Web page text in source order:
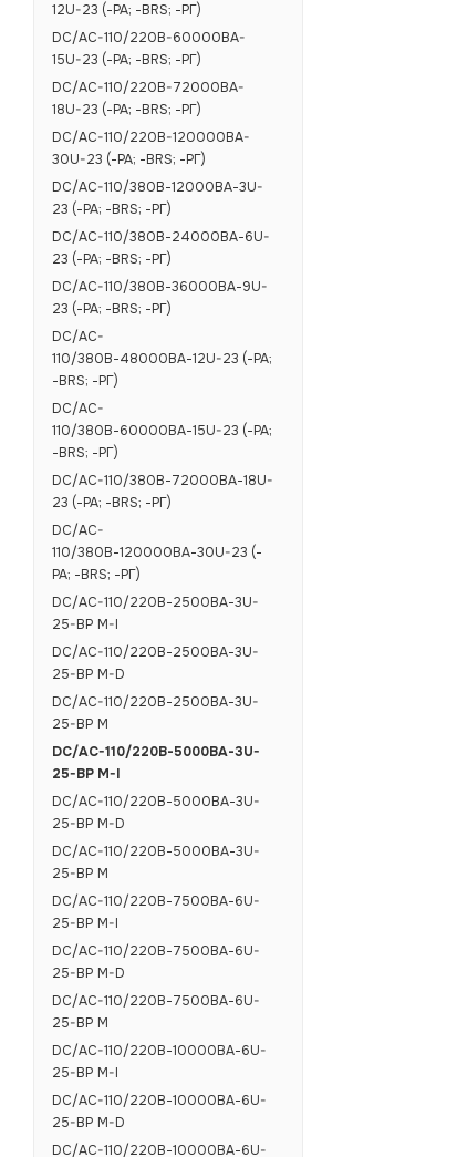
12U-23 (-РА; -BRS; -РГ)
DC/AC-110/220B-60000BA-
15U-23 (-РА; -BRS; -РГ)
DC/AC-110/220B-72000BA-
18U-23 (-РА; -BRS; -РГ)
DC/AC-110/220B-120000BA-
30U-23 (-РА; -BRS; -РГ)
DC/AC-110/380В-12000ВА-3U-
23 (-РА; -BRS; -РГ)
DC/AC-110/380В-24000ВА-6U-
23 (-РА; -BRS; -РГ)
DC/AC-110/380В-36000ВА-9U-
23 (-РА; -BRS; -РГ)
DC/AC-
110/380В-48000ВА-12U-23 (-РА;
-BRS; -РГ)
DC/AC-
110/380В-60000ВА-15U-23 (-РА;
-BRS; -РГ)
DC/AC-110/380В-72000ВА-18U-
23 (-РА; -BRS; -РГ)
DC/AC-
110/380В-120000ВА-30U-23 (-
РА; -BRS; -РГ)
DC/AC-110/220В-2500ВА-3U-
25-BP M-I
DC/AC-110/220В-2500ВА-3U-
25-BP M-D
DC/AC-110/220В-2500ВА-3U-
25-BP M
DC/AC-110/220В-5000ВА-3U-
25-BP M-I
DC/AC-110/220В-5000ВА-3U-
25-BP M-D
DC/AC-110/220В-5000ВА-3U-
25-BP M
DC/AC-110/220В-7500ВА-6U-
25-BP M-I
DC/AC-110/220В-7500ВА-6U-
25-BP M-D
DC/AC-110/220В-7500ВА-6U-
25-BP M
DC/AC-110/220В-10000ВА-6U-
25-BP M-I
DC/AC-110/220В-10000ВА-6U-
25-BP M-D
DC/AC-110/220В-10000ВА-6U-